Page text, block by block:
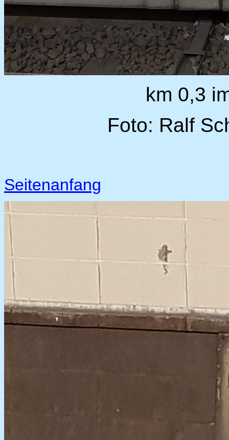
km 0,3
Foto: Ralf
Seitenanfang